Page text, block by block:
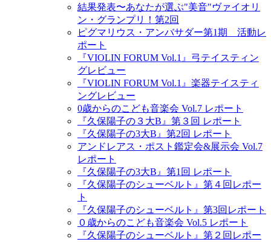
結果発表〜あなたが選ぶ"美音"ヴァイオリ
ン・グランプリ！第2回
ピグマリウス・アンバサダー第1期 活動レ
ポート
『VIOLIN FORUM Vol.1』弓テイスティン
グレビュー
『VIOLIN FORUM Vol.1』楽器テイスティ
ングレビュー
0歳からのこども音楽会 Vol.7 レポート
『久保陽子の３大B』第３回 レポート
『久保陽子の3大B』第2回 レポート
アンドレアス・ポスト鑑定会&展示会 Vol.7
レポート
『久保陽子の3大B』第1回 レポート
『久保陽子のシューベルト』第４回レポー
ト
『久保陽子のシューベルト』第3回レポート
０歳からのこども音楽会 Vol.5 レポート
『久保陽子のシューベルト』第２回レポー